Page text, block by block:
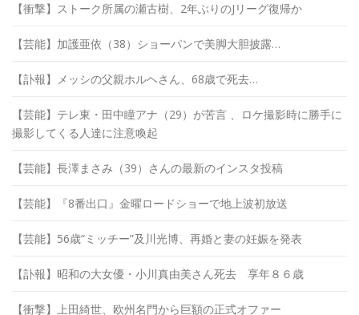
【衝撃】ストーク所属の瀬古樹、2年ぶりのJリーグ復帰か
【芸能】加護亜依（38）ショーパンで美脚大胆披露…
【訃報】メッシの父親ホルヘさん、68歳で死去…
【芸能】テレ東・田中瞳アナ（29）が苦言 、ロケ撮影時に勝手に
撮影してくる人達に注意喚起
【芸能】長澤まさみ（39）さんの最新のインスタ投稿
【芸能】『8番出口』金曜ロードショーで地上波初放送
【芸能】56歳“ミッチー”及川光博、再婚と妻の妊娠を発表
【訃報】昭和の大女優・小川真由美さん死去 享年８６歳
【衝撃】上田綺世、欧州名門から巨額の正式オファー